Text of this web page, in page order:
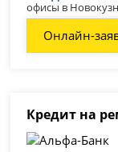
офисы в
Онлайн-
Кредит на